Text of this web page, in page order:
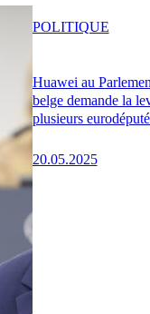
Huawei au
belge demande la
plusieurs
20.05.2025
POLITIQUE